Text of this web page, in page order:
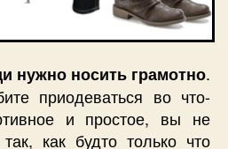
нужно носить грамотно.
приодеваться во что-
и простое, вы не
как будто только что